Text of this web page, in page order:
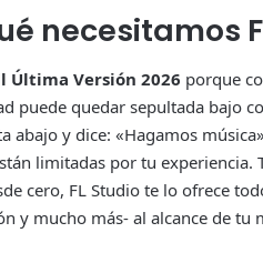
necesitamos
Última Versión 2026 porque
puede quedar sepultada bajo
abajo y dice: «Hagamos
limitadas por tu
cero, FL Studio te lo ofrece
y mucho más- al alcance de tu